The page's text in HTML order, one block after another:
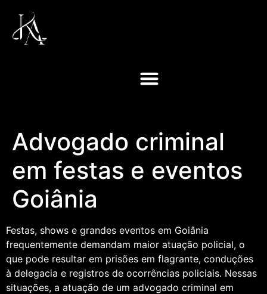
Advogado criminal
em festas e eventos
Goiânia
Festas, shows e grandes eventos em Goiânia
frequentemente demandam maior atuação policial, o
que pode resultar em prisões em flagrante, conduções
à delegacia e registros de ocorrências policiais. Nessas
situações, a atuação de um advogado criminal em